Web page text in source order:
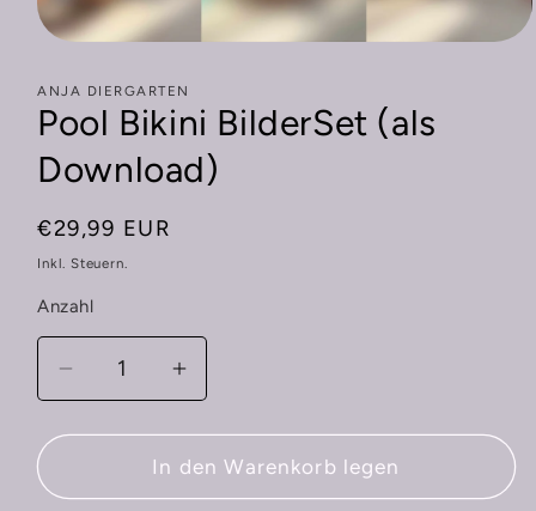
in
öffnen
ANJA DIERGARTEN
Pool Bikini BilderSet (als
Download)
Normaler
Preis
€29,99 EUR
Inkl. Steuern.
Anzahl
Verringere
die
Menge
Pool
Erhöhe
die
Menge
für
Pool
In den Warenkorb legen